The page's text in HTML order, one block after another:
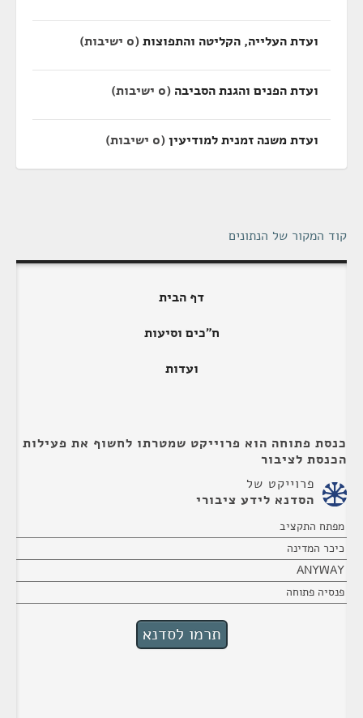
ועדת העלייה, הקליטה והתפוצות(0 ישיבות)
ועדת הפנים והגנת הסביבה (0 ישיבות)
ועדת משנה זמנית למודיעין(0 ישיבות)
קוד המקור של הנתונים
דף הבית
ח"כים וסיעות
ועדות
כנסת פתוחה הוא פרוייקט שמטרתו לחשוף את פעילות
הכנסת לציבור
פרוייקט של
הסדנא לידע ציבורי
מפתח התקציב
כיכר המדינה
ANYWAY
פנסיה פתוחה